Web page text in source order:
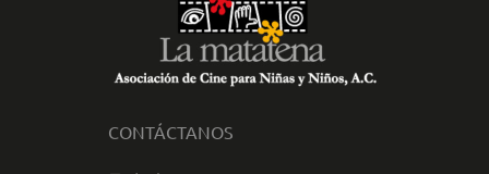
CONTÁCTANOS